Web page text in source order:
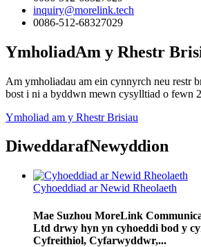
inquiry@morelink.tech
0086-512-68327029
YmholiadAm y Rhestr
Am ymholiadau am ein cynnyrch neu restr
bost i ni a byddwn mewn cysylltiad o fewn
Ymholiad am y Rhestr Brisiau
DiweddarafNewyddion
Cyhoeddiad ar Newid Rheolaeth
Mae Suzhou MoreLink
Ltd drwy hyn yn cyhoeddi bod y
Cyfreithiol, Cyfarwyddwr,...